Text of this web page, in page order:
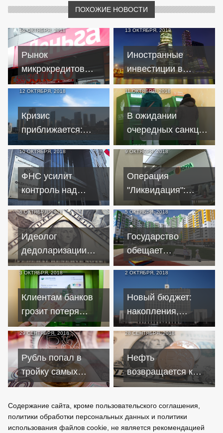
ПОХОЖИЕ НОВОСТИ
16 ОКТЯБРЯ, 2018
Рынок
микрокредитов
требует
кардинальных
реформ
13 ОКТЯБРЯ, 2018
Иностранные
инвестиции в
российскую
экономику упали до
минимума
12 ОКТЯБРЯ, 2018
Кризис
приближается:
Bloomberg назвал
пять весомых
аргументов
11 ОКТЯБРЯ, 2018
В ожидании
очередных санкций
россияне массово
забирают деньги из
банков
10 ОКТЯБРЯ, 2018
ФНС усилит
контроль над
банковскими
средствами
граждан и бизнеса
9 ОКТЯБРЯ, 2018
Операция
"Ликвидация":
заемщики "Югры"
массово проходят
процесс
банкротства
6 ОКТЯБРЯ, 2018
Идеолог
дедоларизации
признал
невозможность
полного отказа от
доллара
5 ОКТЯБРЯ, 2018
Государство
обещает
поддержать
некоторые
категории
проблемных
ипотечников
3 ОКТЯБРЯ, 2018
Клиентам банков
грозит потеря
средств из-за
технических сбоев
в системах
2 ОКТЯБРЯ, 2018
Новый бюджет:
накопления,
экономия,
перераспределение
акцизов
29 СЕНТЯБРЯ, 2018
Рубль попал в
тройку самых
недооценённых
28 СЕНТЯБРЯ, 2018
Нефть
возвращается к
поддержке рубля
Содержание сайта, кроме пользовательского соглашения,
политики обработки персональных данных и политики
использования файлов cookie, не является рекомендацией